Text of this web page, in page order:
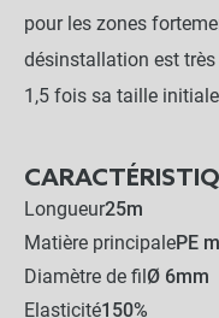
pour les zones
désinstallation est
1,5 fois sa taille
Longueur25m
Matière principalePE
Diamètre de fil Ø 6mm
Elasticité150%